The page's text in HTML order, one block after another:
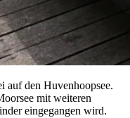
auf den Huvenhoopsee.
mit weiteren
eingegangen wird.